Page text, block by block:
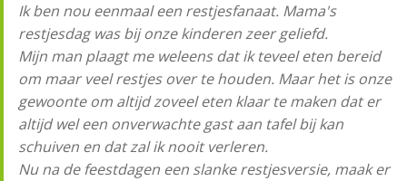
Ik ben nou eenmaal een restjesfanaat. Mama's
restjesdag was bij onze kinderen zeer geliefd.
Mijn man plaagt me weleens dat ik teveel eten bereid
om maar veel restjes over te houden. Maar het is onze
gewoonte om altijd zoveel eten klaar te maken dat er
altijd wel een onverwachte gast aan tafel bij kan
schuiven en dat zal ik nooit verleren.
Nu na de feestdagen een slanke restjesversie, maak er